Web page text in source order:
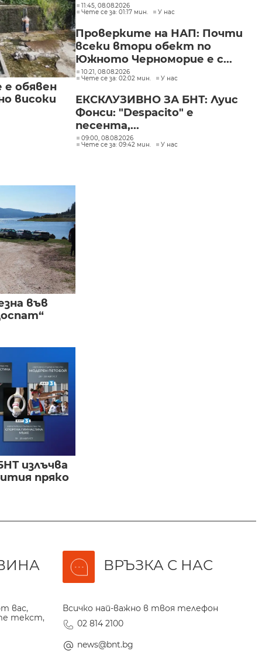
е обявен
високи
във
излъчва
пряко
11:45, 08.08.2026
Чете се за: 01:17 мин.
У нас
Проверките на НАП: Почти
всеки втори обект по
Южното Черноморие е с...
10:21, 08.08.2026
Чете се за: 02:02 мин.
У нас
ЕКСКЛУЗИВНО ЗА БНТ: Луис
Фонси: "Despacito" е
песента,...
09:00, 08.08.2026
Чете се за: 09:42 мин.
У нас
вас,
текст,
ВРЪЗКА С НАС
Всичко най-важно в твоя телефон
02 814 2100
news@bnt.bg